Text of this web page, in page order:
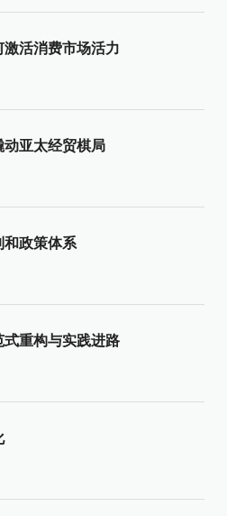
激活消费市场活力
动亚太经贸棋局
和政策体系
重构与实践进路